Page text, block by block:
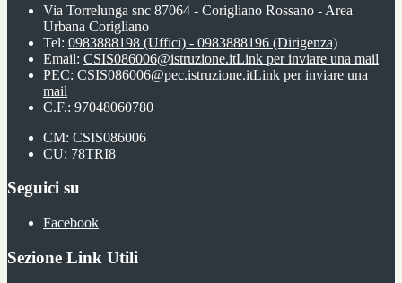
Via Torrelunga snc 87064 - Corigliano Rossano - Area
Urbana Corigliano
Tel: 0983888198 (Uffici) - 0983888196 (Dirigenza)
Email: CSIS086006@istruzione.itLink per inviare una mail
PEC: CSIS086006@pec.istruzione.itLink per inviare una
mail
C.F.: 97048060780
CM: CSIS086006
CU: 78TRI8
Seguici su
Facebook
Sezione Link Utili